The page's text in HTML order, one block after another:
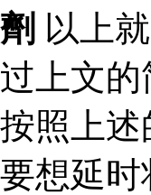
劑 以上
过上文
按照上
要想延